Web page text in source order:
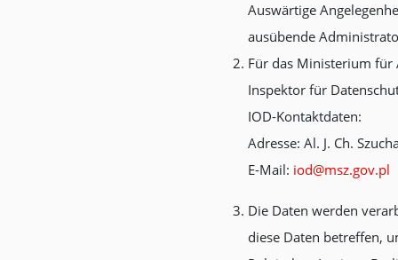
Auswärtige
ausübende
Für das Ministerium für
Inspektor für
IOD-Kontaktdaten:
Adresse: Al. J. Ch.
E-Mail: iod@msz.gov.pl
Die Daten werden
diese Daten betreffen,